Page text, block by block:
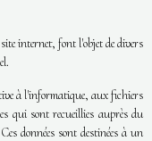
internet, font l'objet de divers
à l'informatique, aux fichiers
qui sont recueillies auprès du
données sont destinées à un